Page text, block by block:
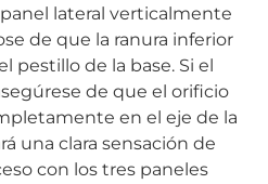
lateral verticalmente
de que la ranura inferior
de la base. Si el
de que el orificio
en el eje de la
una clara sensación de
con los tres paneles